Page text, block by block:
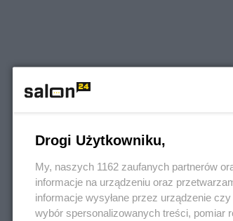
Drogi Użytkowniku,
My, naszych 1162 zaufanych partnerów
informacje na urządzeniu oraz
informacje wysyłane przez urządzenie
wybór spersonalizowanych treści, pomiar